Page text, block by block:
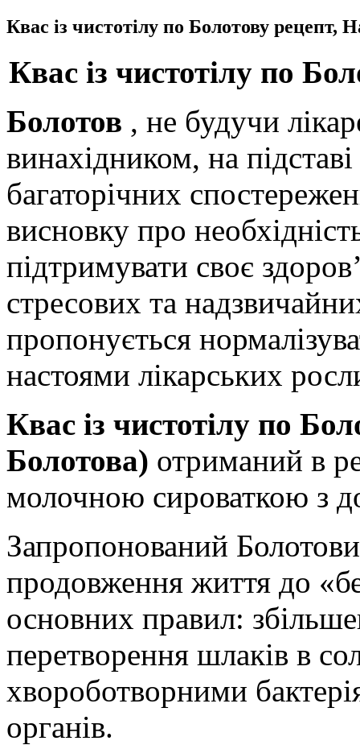
Квас із чистотілу по Болотову рецепт,
Квас із чистотілу по
Болотов , не будучи
винахідником, на
багаторічних
висновку про
підтримувати своє
стресових та
пропонується
настоями лікарських
Квас із чистотілу по
Болотова) отриманий в
молочною сироваткою з
Запропонований
продовження життя до
основних правил:
перетворення шлаків в
хвороботворними
органів.